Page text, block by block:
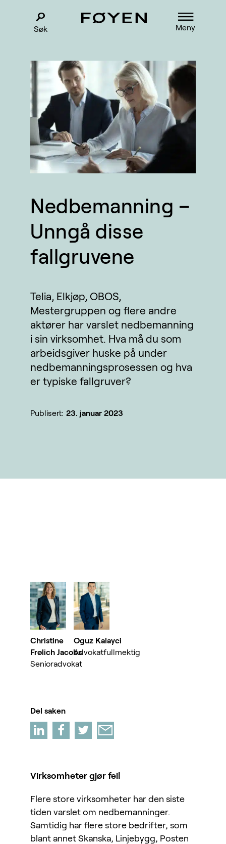
Søk Meny
Nedbemanning –
Unngå disse
fallgruvene
Telia, Elkjøp, OBOS,
Mestergruppen og flere andre
aktører har varslet nedbemanning
i sin virksomhet. Hva må du som
arbeidsgiver huske på under
nedbemanningsprosessen og hva
er typiske fallgruver?
Publisert: 23. januar 2023
Christine
Frølich Jacobs
Senioradvokat
Oguz Kalayci
Advokatfullmektig
Del saken
Virksomheter gjør feil
Flere store virksomheter har den siste
tiden varslet om nedbemanninger.
Samtidig har flere store bedrifter, som
blant annet Skanska, Linjebygg, Posten